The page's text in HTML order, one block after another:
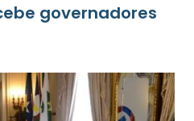
governadores